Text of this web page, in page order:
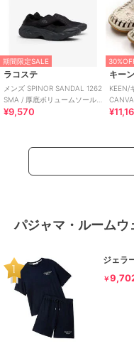
期間限定SALE
ラコステ
メンズ SPINOR SANDAL 1262
SMA / 厚底ボリュームソール
ストラップスニーカー
¥9,570
キーン
KEEN/
パジャマ・ルーム
ジェラ
￥